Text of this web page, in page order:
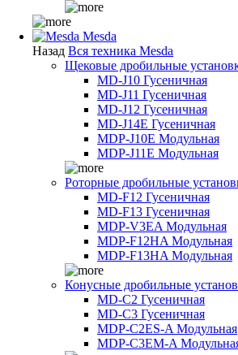
Mesda
Назад Вся техника Mesda
Щековые дробильные
MD-J10 Гусеничная
MD-J11 Гусеничная
MD-J12 Гусеничная
MD-J14E Гусеничная
MDP-J10E Модульная
MDP-J11E Модульная
Роторные дробильные
MD-F12 Гусеничная
MD-F13 Гусеничная
MDP-V3EA Модульная
MDP-F12HA Модульная
MDP-F13HA Модульная
Конусные дробильные
MD-C2 Гусеничная
MD-C3 Гусеничная
MDP-C2ES-A Модульная
MDP-C3EM-A